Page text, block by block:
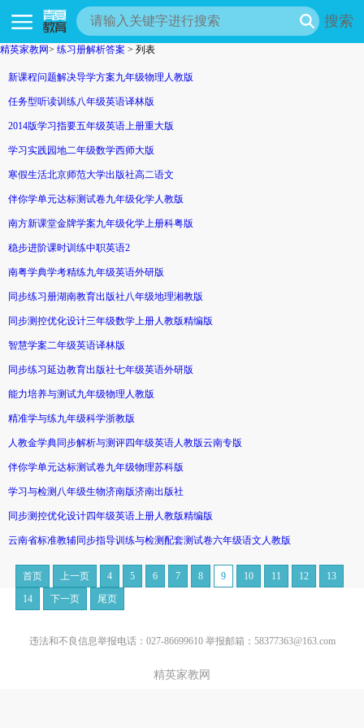
搜索
精英家教网> 练习册解析答案 > 列表
新课程问题解决导学方案九年级物理人教版
任务型听读训练八年级英语译林版
2014版学习指要五年级英语上册重大版
学习实践园地二年级数学西师大版
寒假生活北京师范大学出版社高二语文
伴你学单元达标测试卷九年级化学人教版
南方新课堂金牌学案九年级化学上册科粤版
稳步进阶课时训练中职英语2
南粤学典学考精练九年级英语外研版
同步练习册湖南教育出版社八年级地理湘教版
同步测控优化设计三年级数学上册人教版精编版
智慧学案二年级英语译林版
同步练习延边教育出版社七年级英语外研版
能力培养与测试九年级物理人教版
精准学与练九年级科学浙教版
人教金学典同步解析与测评四年级英语人教版云南专版
伴你学单元达标测试卷九年级物理苏科版
学习与检测八年级生物济南版济南出版社
同步测控优化设计四年级英语上册人教版精编版
云南省标准教辅同步指导训练与检测配套测试卷六年级语文人教版
首页 上一页 4 5 6 7 8 9 10 11 12
13
14
下一页 尾页
违法和不良信息举报电话：027-86699610 举报邮箱：58377363@163.com
精英家教网